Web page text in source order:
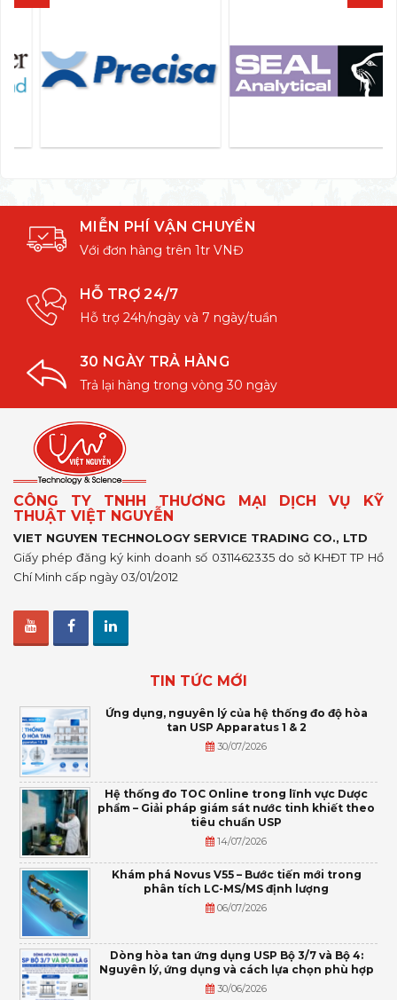
MIỄN PHÍ VẬN CHUYỂN
Với đơn hàng trên 1tr VNĐ
HỖ TRỢ 24/7
Hỗ trợ 24h/ngày và 7 ngày/tuần
30 NGÀY TRẢ HÀNG
Trả lại hàng trong vòng 30 ngày
CÔNG TY TNHH THƯƠNG MẠI DỊCH VỤ KỸ
THUẬT VIỆT NGUYỄN
VIET NGUYEN TECHNOLOGY SERVICE TRADING CO., LTD
Giấy phép đăng ký kinh doanh số 0311462335 do sở KHĐT TP Hồ
Chí Minh cấp ngày 03/01/2012
TIN TỨC MỚI
Ứng dụng, nguyên lý của hệ thống đo độ hòa
tan USP Apparatus 1 & 2
30/07/2026
Hệ thống đo TOC Online trong lĩnh vực Dược
phẩm – Giải pháp giám sát nước tinh khiết theo
tiêu chuẩn USP
14/07/2026
Khám phá Novus V55 – Bước tiến mới trong
phân tích LC-MS/MS định lượng
06/07/2026
Dòng hòa tan ứng dụng USP Bộ 3/7 và Bộ 4:
Nguyên lý, ứng dụng và cách lựa chọn phù hợp
30/06/2026